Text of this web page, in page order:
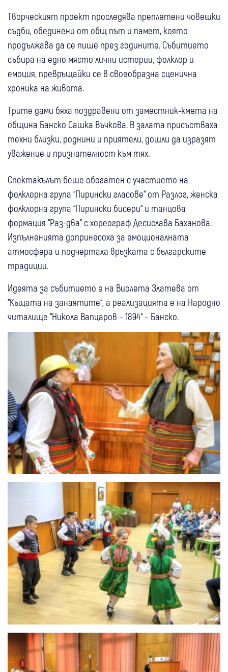
Творческият проект проследява преплетени човешки
съдби, обединени от общ път и памет, която
продължава да се пише през годините. Събитието
събира на едно място лични истории, фолклор и
емоция, превръщайки се в своеобразна сценична
хроника на живота.
Трите дами бяха поздравени от заместник-кмета на
община Банско Сашка Въчкова. В залата присъстваха
техни близки, роднини и приятели, дошли да изразят
уважение и признателност към тях.
Спектакълът беше обогатен с участието на
фолклорна група “Пирински гласове“ от Разлог, женска
фолклорна група “Пирински бисери“ и танцова
формация “Раз-два“ с хореограф Десислава Баханова.
Изпълненията допринесоха за емоционалната
атмосфера и подчертаха връзката с българските
традиции.
Идеята за събитието е на Виолета Златева от
“Къщата на занаятите“, а реализацията е на Народно
читалище “Никола Вапцаров – 1894“ – Банско.